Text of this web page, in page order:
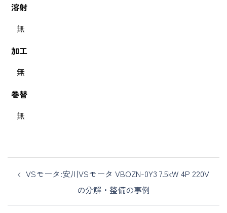
溶射
無
加工
無
巻替
無
VSモータ:安川VSモータ VBOZN-0Y3 7.5kW 4P 220V
の分解・整備の事例